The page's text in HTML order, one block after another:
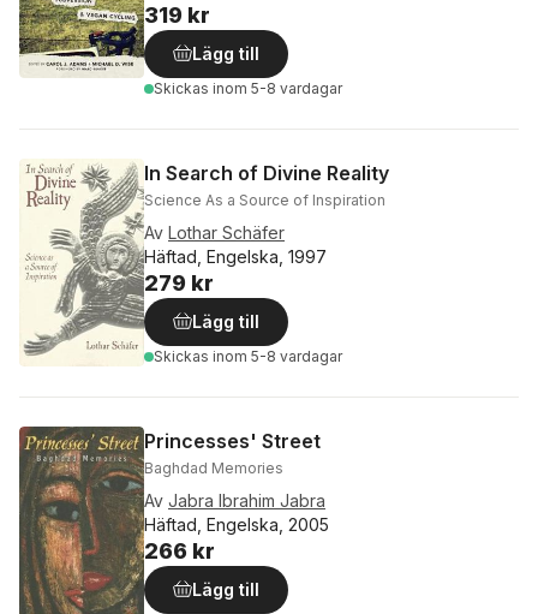
319 kr
Lägg till
Skickas inom 5-8 vardagar
In Search of Divine Reality
Science As a Source of Inspiration
Av Lothar Schäfer
Häftad, Engelska, 1997
279 kr
Lägg till
Skickas inom 5-8 vardagar
Princesses' Street
Baghdad Memories
Av Jabra Ibrahim Jabra
Häftad, Engelska, 2005
266 kr
Lägg till